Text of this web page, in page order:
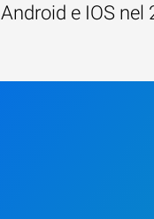
e IOS nel